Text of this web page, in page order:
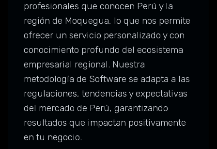
profesionales que conocen Perú y la
región de Moquegua, lo que nos permite
ofrecer un servicio personalizado y con
conocimiento profundo del ecosistema
empresarial regional. Nuestra
metodología de Software se adapta a las
regulaciones, tendencias y expectativas
del mercado de Perú, garantizando
resultados que impactan positivamente
en tu negocio.